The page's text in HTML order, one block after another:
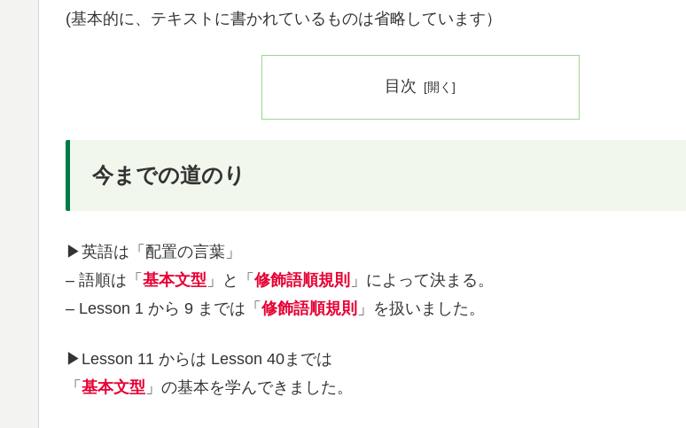
(基本的に、テキストに書かれているものは省略しています）
目次
今までの道のり
▶︎英語は「配置の言葉」
– 語順は「 基本文型 」と「 修飾語順規則 」によって決まる。
– Lesson 1 から 9 までは「 修飾語順規則 」を扱いました。
▶︎Lesson 11 からは Lesson 40までは
「 基本文型 」の基本を学んできました。